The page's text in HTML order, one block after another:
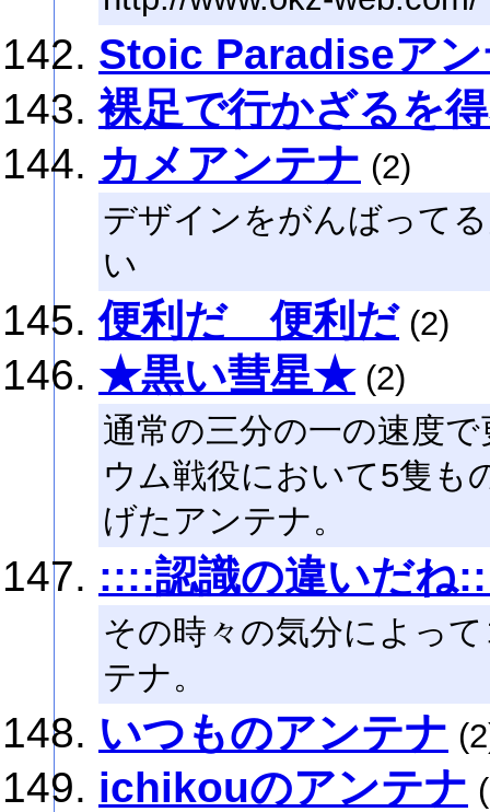
Stoic Paradiseア
裸足で行かざるを
カメアンテナ (2)
デザインをがんばって
い
便利だ 便利だ (2)
★黒い彗星★(2)
通常の三分の一の速度
ウム戦役において5隻も
げたアンテナ。
::::認識の違いだね
その時々の気分によっ
テナ。
いつものアンテナ
ichikouのアンテナ